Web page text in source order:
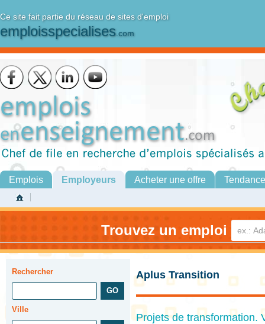
Ce site fait partie du réseau de sites d'emploi
emploisspecialises.com
Emplois Employeurs Acheter une offre
Trouvez un emploi
Rechercher
Ville
Aplus Transition
Projets de transformation.